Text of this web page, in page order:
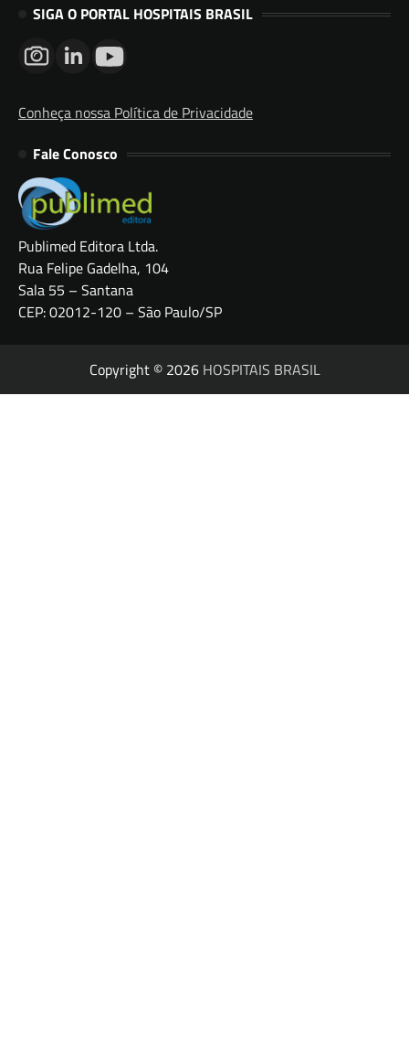
SIGA O PORTAL HOSPITAIS BRASIL
Conheça nossa Política de Privacidade
Fale Conosco
Publimed Editora Ltda.
Rua Felipe Gadelha, 104
Sala 55 – Santana
CEP: 02012-120 – São Paulo/SP
Copyright © 2026 HOSPITAIS BRASIL